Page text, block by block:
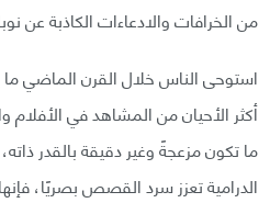
من الخرافات والادعاءات الكاذبة عن
استوحى الناس خلال القرن الماضي
أكثر الأحيان من المشاهد في الأفلام
ما تكون مزعجةً وغير دقيقة بالقدر
الدرامية تعزز سرد القصص بصريًا،